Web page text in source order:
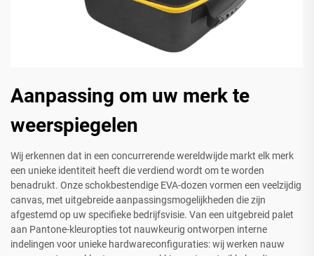
Aanpassing om uw merk te
weerspiegelen
Wij erkennen dat in een concurrerende wereldwijde markt elk merk
een unieke identiteit heeft die verdiend wordt om te worden
benadrukt. Onze schokbestendige EVA-dozen vormen een veelzijdig
canvas, met uitgebreide aanpassingsmogelijkheden die zijn
afgestemd op uw specifieke bedrijfsvisie. Van een uitgebreid palet
aan Pantone-kleuropties tot nauwkeurig ontworpen interne
indelingen voor unieke hardwareconfiguraties: wij werken nauw